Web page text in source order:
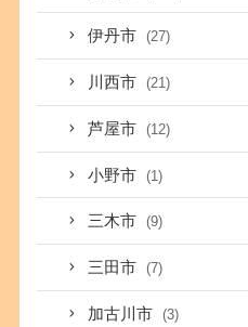
伊丹市 (27)
川西市 (21)
芦屋市 (12)
小野市 (1)
三木市 (9)
三田市 (7)
加古川市 (3)